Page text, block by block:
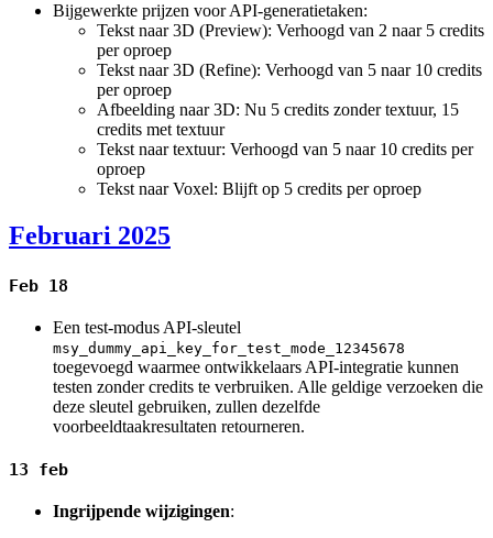
Bijgewerkte prijzen voor API-generatietaken:
Tekst naar 3D (Preview): Verhoogd van 2 naar 5 credits
per oproep
Tekst naar 3D (Refine): Verhoogd van 5 naar 10 credits
per oproep
Afbeelding naar 3D: Nu 5 credits zonder textuur, 15
credits met textuur
Tekst naar textuur: Verhoogd van 5 naar 10 credits per
oproep
Tekst naar Voxel: Blijft op 5 credits per oproep
Februari 2025
Feb 18
Een test-modus API-sleutel
msy_dummy_api_key_for_test_mode_12345678
toegevoegd waarmee ontwikkelaars API-integratie kunnen
testen zonder credits te verbruiken. Alle geldige verzoeken die
deze sleutel gebruiken, zullen dezelfde
voorbeeldtaakresultaten retourneren.
13 feb
Ingrijpende wijzigingen: